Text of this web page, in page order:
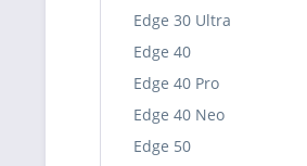
Edge 30 Ultra
Edge 40
Edge 40 Pro
Edge 40 Neo
Edge 50